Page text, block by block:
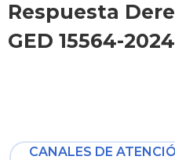
Respuesta
GED 15564-2024
CANALES DE